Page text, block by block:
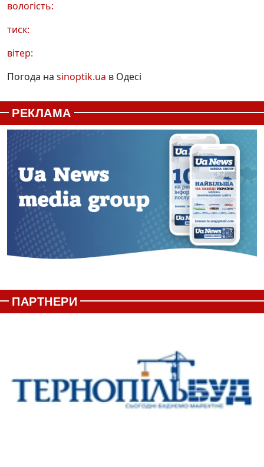
вологість:
тиск:
вітер:
Погода на sinoptik.ua в Одесі
РЕКЛАМА
ПАРТНЕРИ